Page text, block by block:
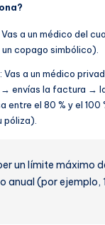
Vas a un médico del
copago simbólico).
Vas a un médico
envías la factura →
entre el 80 % y el 100
póliza).
un límite máximo
anual (por